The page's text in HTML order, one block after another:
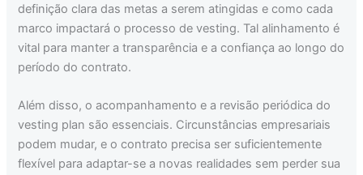
definição clara das metas a serem atingidas e como cada
marco impactará o processo de vesting. Tal alinhamento é
vital para manter a transparência e a confiança ao longo do
período do contrato.
Além disso, o acompanhamento e a revisão periódica do
vesting plan são essenciais. Circunstâncias empresariais
podem mudar, e o contrato precisa ser suficientemente
flexível para adaptar-se a novas realidades sem perder sua